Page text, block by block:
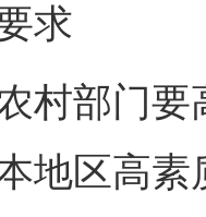
求
部门要
地区高